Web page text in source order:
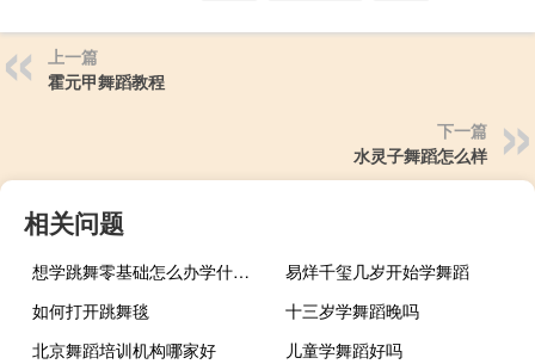
上一篇
霍元甲舞蹈教程
下一篇
水灵子舞蹈怎么样
相关问题
想学跳舞零基础怎么办学什么舞种
易烊千玺几岁开始学舞蹈
如何打开跳舞毯
十三岁学舞蹈晚吗
北京舞蹈培训机构哪家好
儿童学舞蹈好吗